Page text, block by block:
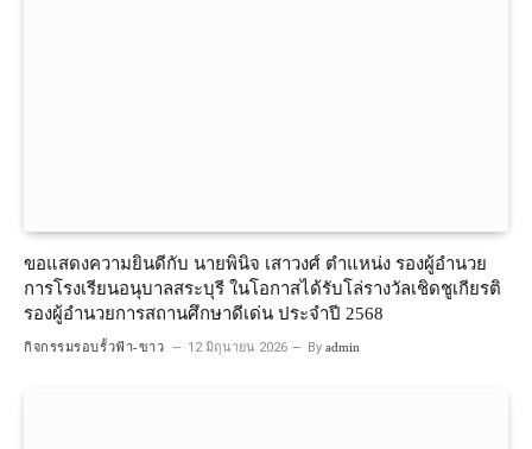
ขอแสดงความยินดีกับ นายพินิจ เสาวงศ์ ตำแหน่ง รองผู้อำนวย
การโรงเรียนอนุบาลสระบุรี ในโอกาสได้รับโล่รางวัลเชิดชูเกียรติ
รองผู้อำนวยการสถานศึกษาดีเด่น ประจำปี 2568
กิจกรรมรอบรั้วฟ้า-ขาว 12 มิถุนายน 2026 By admin